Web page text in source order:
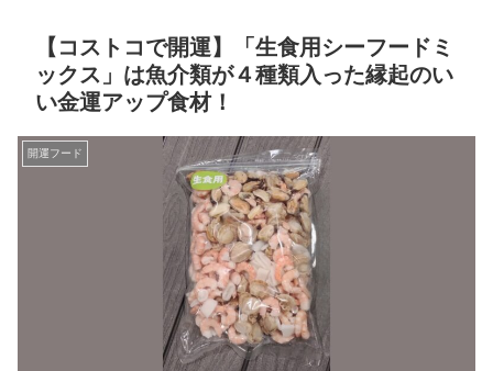
【コストコで開運】「生食用シーフードミ
ックス」は魚介類が４種類入った縁起のい
い金運アップ食材！
開運フード